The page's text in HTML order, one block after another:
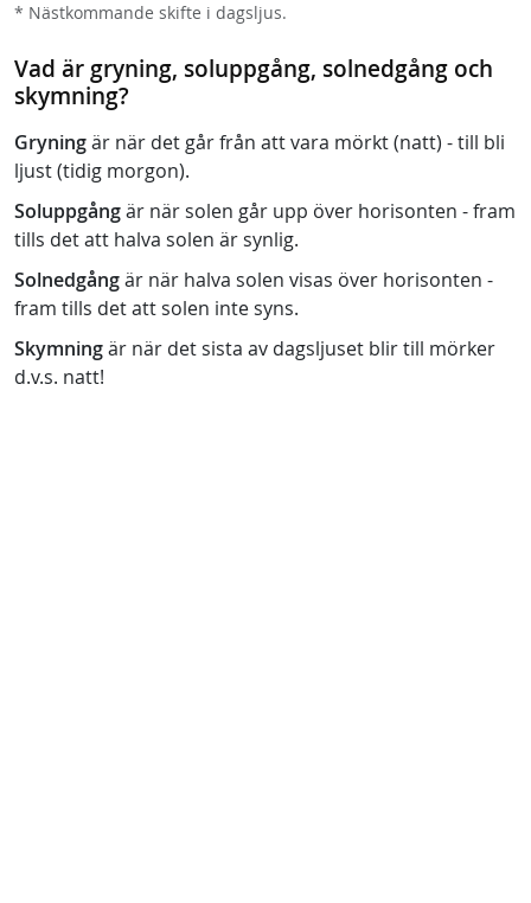
* Nästkommande skifte i dagsljus.
Vad är gryning, soluppgång, solnedgång och
skymning?
Gryningär när det går från att vara mörkt (natt) - till bli
ljust (tidig morgon).
Soluppgångär när solen går upp över horisonten - fram
tills det att halva solen är synlig.
Solnedgångär när halva solen visas över horisonten -
fram tills det att solen inte syns.
Skymningär när det sista av dagsljuset blir till mörker
d.v.s. natt!